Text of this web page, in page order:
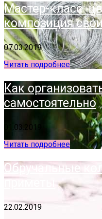
Мастер-класс:
композиция
07.03.2019
Читать подробнее
Как
самостоятельно
01.03.2019
Читать подробнее
Обручальные
приметы
22.02.2019